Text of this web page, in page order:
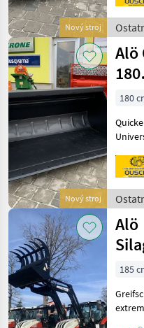
Nový stroj
Höhe
/ Alö
Nový stroj
Alö
180
180
möglich - Breite
Tiefe
-
81m3
/ Alö
Alö
185
extrem